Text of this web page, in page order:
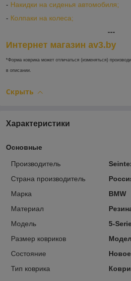
- Накидки на сиденья автомобиля;
- Колпаки на колеса;
---
Интернет магазин av3.by
*Форма коврика может отличаться (изменяться)
в описании.
Скрыть
Характеристики
Основные
Производитель
Страна производитель
Марка
BMW
Материал
Модель
5-
Размер ковриков
Состояние
Новое
Тип коврика